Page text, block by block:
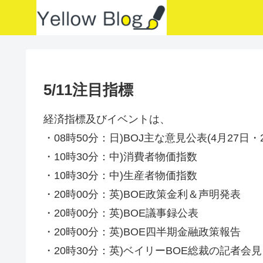
5/11注目指標
経済指標及びイベントは、
・08時50分：日)BOJ主な意見公表(4月27日
・10時30分：中)消費者物価指数
・10時30分：中)生産者物価指数
・20時00分：英)BOE政策金利＆声明発表
・20時00分：英)BOE議事録公表
・20時00分：英)BOE四半期金融政策報告
・20時30分：英)ベイリーBOE総裁の記者会見